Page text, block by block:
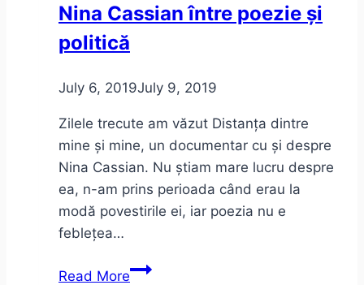
Nina Cassian între poezie și
politică
July 6, 2019July 9, 2019
Zilele trecute am văzut Distanța dintre
mine și mine, un documentar cu și despre
Nina Cassian. Nu știam mare lucru despre
ea, n-am prins perioada când erau la
modă povestirile ei, iar poezia nu e
feblețea…
Read MoreNina